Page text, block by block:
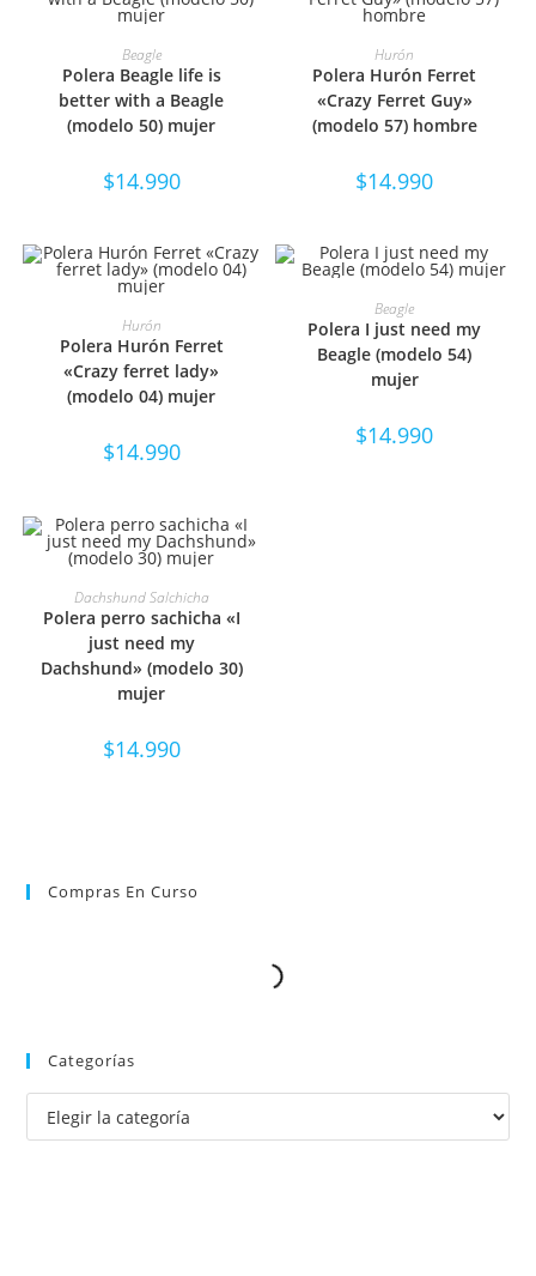
SELECCIONAR OPCIONES
Beagle
Polera Beagle life is
better with a Beagle
(modelo 50) mujer
$14.990
SELECCIONAR OPCIONES
Hurón
Polera Hurón Ferret
«Crazy Ferret Guy»
(modelo 57) hombre
$14.990
SELECCIONAR OPCIONES
Hurón
Polera Hurón Ferret
«Crazy ferret lady»
(modelo 04) mujer
$14.990
SELECCIONAR OPCIONES
Beagle
Polera I just need my
Beagle (modelo 54)
mujer
$14.990
SELECCIONAR OPCIONES
Dachshund Salchicha
Polera perro sachicha «I
just need my
Dachshund» (modelo 30)
mujer
$14.990
Compras En Curso
Categorías